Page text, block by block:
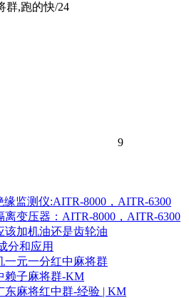
群,跑的快/24
9
缘监测仪:AITR-8000，AITR-6300
离变压器：AITR-8000，AITR-6300
该加机油还是齿轮油
分和应用
一元一分红中麻将群
赖子麻将群-KM
东麻将红中群-经验 | KM